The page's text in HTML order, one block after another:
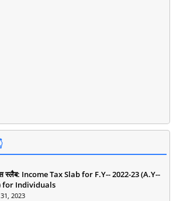
स्लैब: Income Tax Slab for F.Y-- 2022-23 (A.Y--
for Individuals
2023